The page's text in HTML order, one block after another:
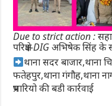
Due to strict action :
परिक्षेत्र-DIG अभिषेक
थाना सदर बाजार,थाना
फतेहपुर,थाना गंगौह,थाना
प्रभारियो की बडी कार्रवाई